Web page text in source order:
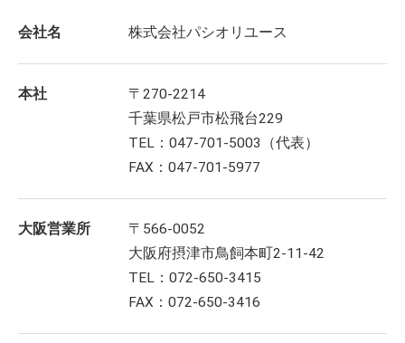
会社名 株式会社パシオリユース
本社
〒270-2214
千葉県松戸市松飛台229
TEL：047-701-5003（代表）
FAX：047-701-5977
大阪営業所
〒566-0052
大阪府摂津市鳥飼本町2-11-42
TEL：072-650-3415
FAX：072-650-3416